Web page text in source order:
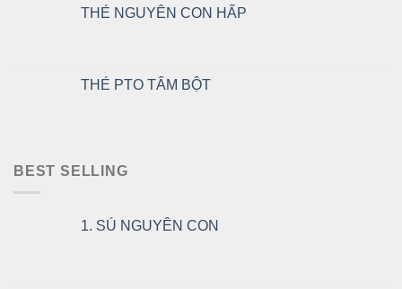
THẺ NGUYÊN CON HẤP
THẺ PTO TẨM BỘT
BEST SELLING
1. SÚ NGUYÊN CON